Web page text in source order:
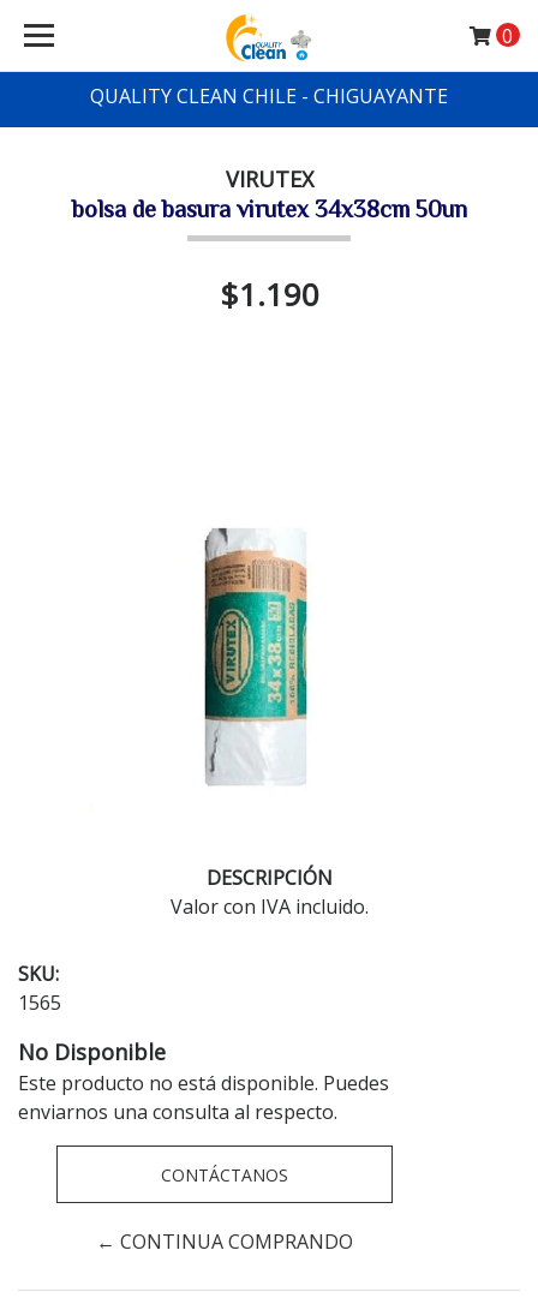
QUALITY CLEAN CHILE - CHIGUAYANTE
0
VIRUTEX
bolsa de basura virutex 34x38cm 50un
$1.190
DESCRIPCIÓN
Valor con IVA incluido.
SKU:
1565
No Disponible
Este producto no está disponible. Puedes
enviarnos una consulta al respecto.
CONTÁCTANOS
← CONTINUA COMPRANDO